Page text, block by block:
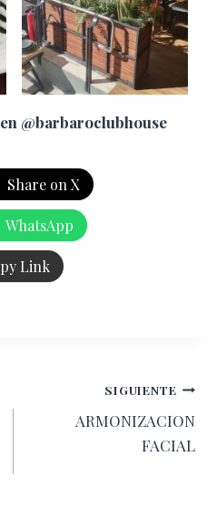
@barbaroclubhouse
Share on X
WhatsApp
Link
SIGUIENTE
ARMONIZACION
FACIAL